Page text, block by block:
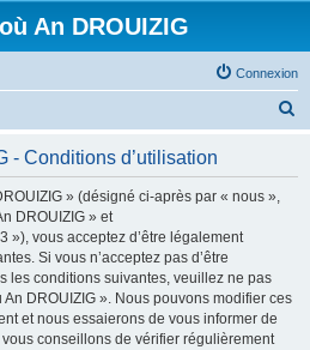
An DROUIZIG
Connexion
- Conditions d’utilisation
» (désigné ci-après par « nous »,
DROUIZIG » et
»), vous acceptez d’être légalement
Si vous n’acceptez pas d’être
les conditions suivantes, veuillez ne pas
DROUIZIG ». Nous pouvons modifier ces
et nous essaierons de vous informer de
conseillons de vérifier régulièrement